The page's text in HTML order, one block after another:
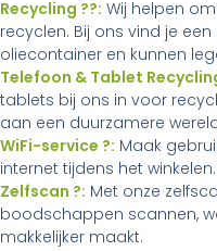
Recycling ??: Wij helpen
recyclen. Bij ons vind je
oliecontainer en kunnen
Telefoon & Tablet
tablets bij ons in voor
aan een duurzamere
WiFi-service ?: Maak
internet tijdens het winkelen.
Zelfscan ?: Met onze
boodschappen scannen,
makkelijker maakt.